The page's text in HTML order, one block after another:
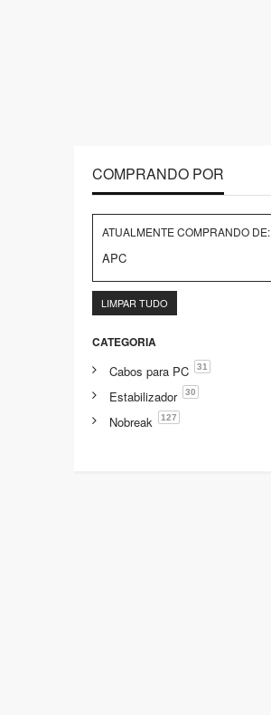
COMPRANDO POR
ATUALMENTE COMPRANDO DE:
APC
LIMPAR TUDO
CATEGORIA
Cabos para PC 31
Estabilizador 30
Nobreak 127